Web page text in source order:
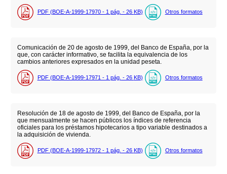
PDF (BOE-A-1999-17970 - 1 pág. - 26 KB) Otros formatos
Comunicación de 20 de agosto de 1999, del Banco de España, por la
que, con carácter informativo, se facilita la equivalencia de los
cambios anteriores expresados en la unidad peseta.
PDF (BOE-A-1999-17971 - 1 pág. - 26 KB) Otros formatos
Resolución de 18 de agosto de 1999, del Banco de España, por la
que mensualmente se hacen públicos los índices de referencia
oficiales para los préstamos hipotecarios a tipo variable destinados a
la adquisición de vivienda.
PDF (BOE-A-1999-17972 - 1 pág. - 26 KB) Otros formatos